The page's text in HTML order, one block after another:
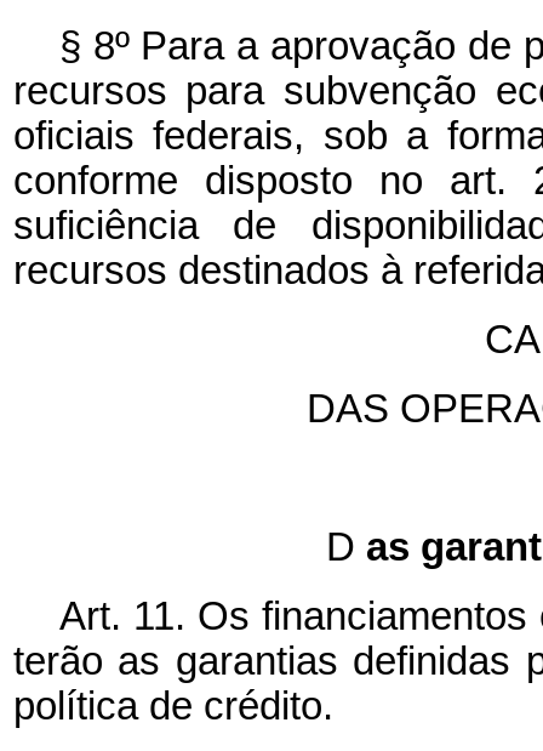
§ 8º Para a aprovação de
recursos para subvenção
oficiais federais, sob a
conforme disposto no art.
suficiência de
recursos destinados à
DAS
D as
Art. 11. Os
terão as garantias definidas
política de crédito.